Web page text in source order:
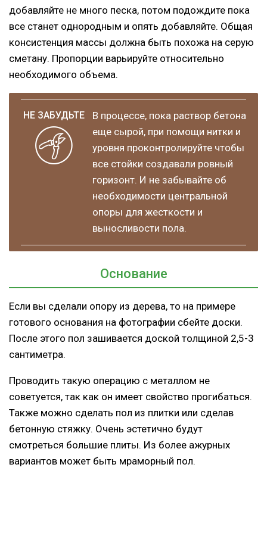
добавляйте не много песка, потом подождите пока
все станет однородным и опять добавляйте. Общая
консистенция массы должна быть похожа на серую
сметану. Пропорции варьируйте относительно
необходимого объема.
В процессе, пока раствор бетона
еще сырой, при помощи нитки и
уровня проконтролируйте чтобы
все стойки создавали ровный
горизонт. И не забывайте об
необходимости центральной
опоры для жесткости и
выносливости пола.
Основание
Если вы сделали опору из дерева, то на примере
готового основания на фотографии сбейте доски.
После этого пол зашивается доской толщиной 2,5-3
сантиметра.
Проводить такую операцию с металлом не
советуется, так как он имеет свойство прогибаться.
Также можно сделать пол из плитки или сделав
бетонную стяжку. Очень эстетично будут
смотреться большие плиты. Из более ажурных
вариантов может быть мраморный пол.